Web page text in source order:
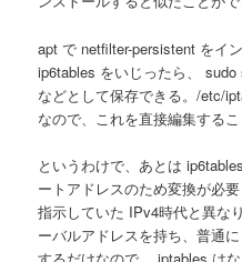
apt で netfilter-persistent をイ
ip6tables をいじったら、
などとして保存できる。/etc/
なので、これを直接編集する
というわけで、あとは
ートアドレスのため変換が必
指示していた IPv4時代と異な
ーバルアドレスを持ち、普通